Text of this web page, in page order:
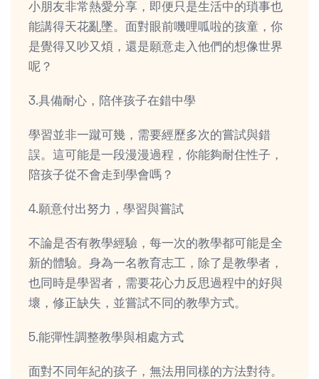
小朋友非常熱愛分享，即便只是生活中的瑣事也
能講得天花亂墜。面對眼前嘰哩呱啦的孩童，你
是覺得又吵又煩，還是願意走入他們的想像世界
呢？
3.具備耐心，陪伴孩子在錯中學
學習並非一蹴可幾，需要經歷多次的嘗試與錯
誤。這可能是一段漫漫過程，你能夠耐住性子，
陪孩子從不會走到學會嗎？
4.願意付出努力，學習與嘗試
不論是否有教學經驗，每一次的教學都可能是全
新的體驗。身為一名教育志工，除了是教學者，
也同時是學習者，需要花心力反思過程中的好與
壞，修正缺失，並嘗試不同的教學方式。
5.能彈性調整教學與相處方式
面對不同年紀的孩子，無法用同樣的方法對待。